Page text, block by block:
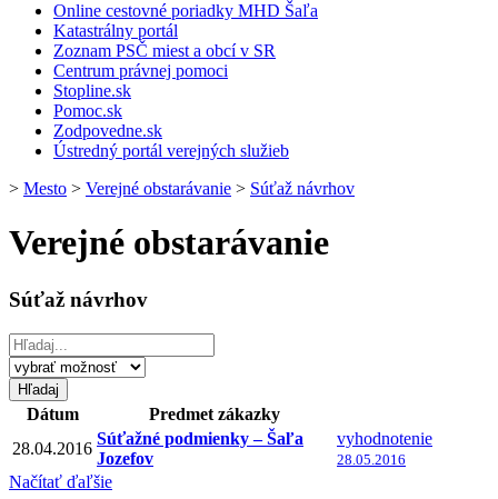
Online cestovné poriadky MHD Šaľa
Katastrálny portál
Zoznam PSČ miest a obcí v SR
Centrum právnej pomoci
Stopline.sk
Pomoc.sk
Zodpovedne.sk
Ústredný portál verejných služieb
> Mesto > Verejné obstarávanie > Súťaž návrhov
Verejné obstarávanie
Súťaž návrhov
Dátum
Predmet zákazky
28.04.2016
Súťažné podmienky – Šaľa
Jozefov
vyhodnotenie
28.05.2016
Načítať ďaľšie